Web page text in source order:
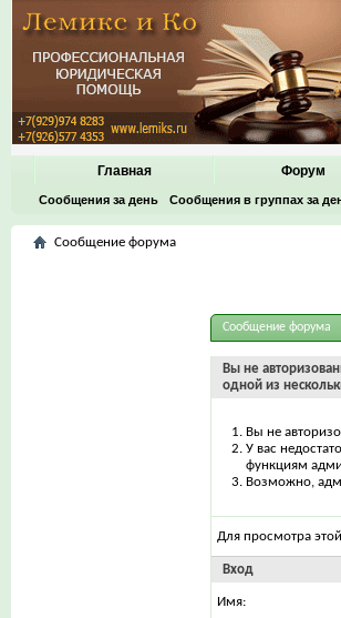
Главная Форум
Сообщения за день Сообщения в группах за
Сообщение форума
Сообщение форума
Вы не
одной из
Вы не
У вас
функциям
Возможно,
Для просмотра
Вход
Имя: